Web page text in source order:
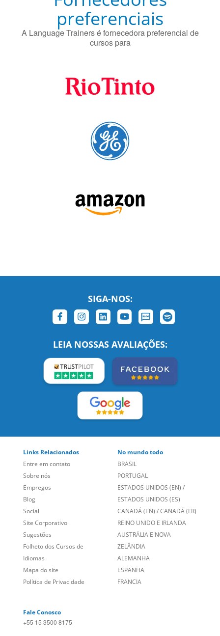
Fornecedores
preferenciais
SIGA-NOS:
LEIA NOSSAS AVALIAÇÕES:
Links Relacionados
Entre em contato
Sobre nós
Empregos
Blog
Social
Site Corporativo
Sugestões
Folheto dos Cursos de
Idiomas
No mundo todo
BRASIL
PORTUGAL
ESTADOS UNIDOS (EN)/
ESTADOS UNIDOS (ES)
CANADÁ (EN) /CANADÁ (FR)
REINO UNIDO E IRLANDA
AUSTRÁLIA E NOVA
ZELÂNDIA
ALEMANHA